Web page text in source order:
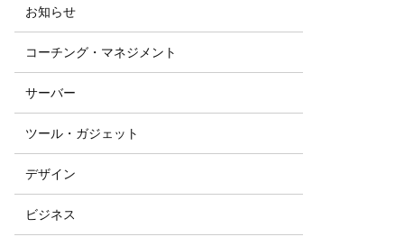
お知らせ
コーチング・マネジメント
サーバー
ツール・ガジェット
デザイン
ビジネス